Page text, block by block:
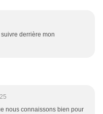
derrière mon
nous connaissons bien pour